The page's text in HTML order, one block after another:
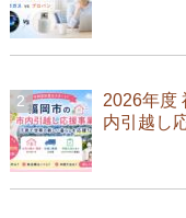
2026年度
内引越し